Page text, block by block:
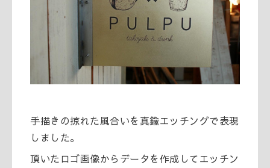
手描きの掠れた風合いを真鍮エッチングで表現
しました。
頂いたロゴ画像からデータを作成してエッチン